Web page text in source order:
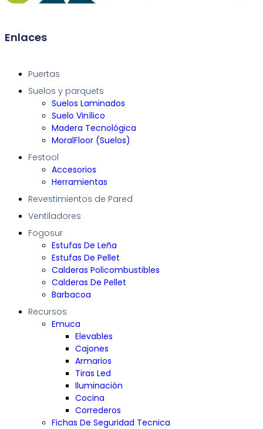
Enlaces
Puertas
Suelos y parquets
Suelos Laminados
Suelo Vinílico
Madera Tecnológica
MoralFloor (Suelos)
Festool
Accesorios
Herramientas
Revestimientos de Pared
Ventiladores
Fogosur
Estufas De Leña
Estufas De Pellet
Calderas Policombustibles
Calderas De Pellet
Barbacoa
Recursos
Emuca
Elevables
Cajones
Armarios
Tiras Led
Iluminación
Cocina
Correderos
Fichas De Seguridad Tecnica